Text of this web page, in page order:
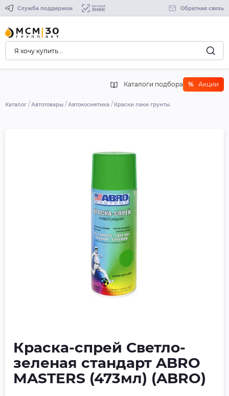
Служба поддержки Обратная связь
Каталоги подбора % Акции
Каталог Автотовары Автокосметика Краски лаки грунты
Краска-спрей Светло-
зеленая стандарт ABRO
MASTERS (473мл) (ABRO)